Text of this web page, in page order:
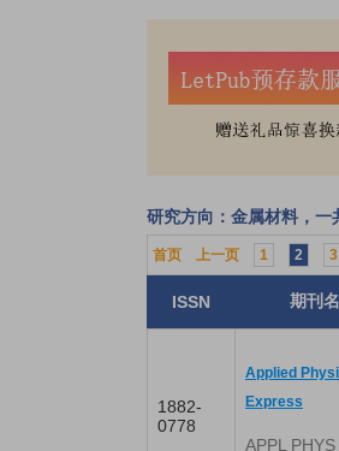
研究方向：金属材料，一
首页 上一页 1 2 3
ISSN 期刊名
1882-
0778
Applied
Express
APPL PHYS